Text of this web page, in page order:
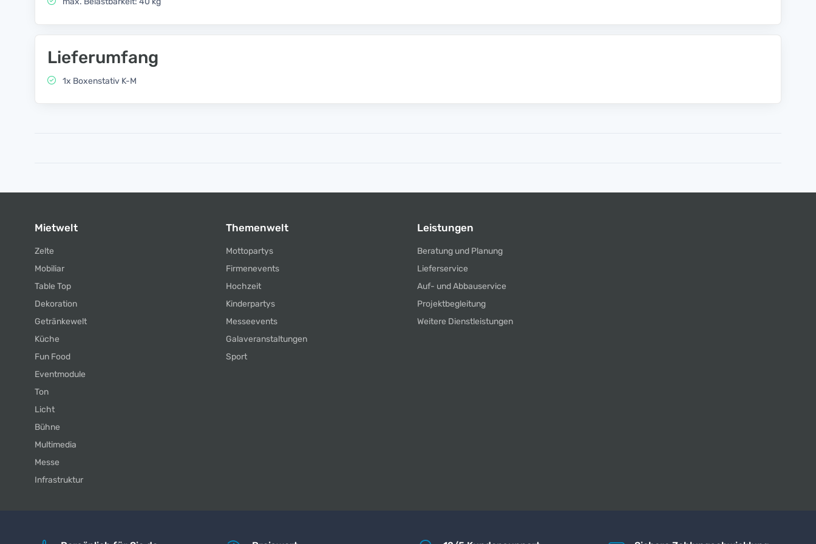
Lieferumfang
1x Boxenstativ K-M
Mietwelt
Zelte
Mobiliar
Table Top
Dekoration
Getränkewelt
Küche
Fun Food
Eventmodule
Ton
Licht
Bühne
Multimedia
Messe
Infrastruktur
Themenwelt
Mottopartys
Firmenevents
Hochzeit
Kinderpartys
Messeevents
Galaveranstaltungen
Sport
Leistungen
Beratung und Planung
Lieferservice
Auf- und Abbauservice
Projektbegleitung
Weitere Dienstleistungen